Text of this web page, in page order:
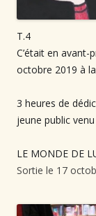
T.4⁠
C’était en
octobre 2019 à la
3 heures de
jeune public
LE MONDE DE
Sortie le 17